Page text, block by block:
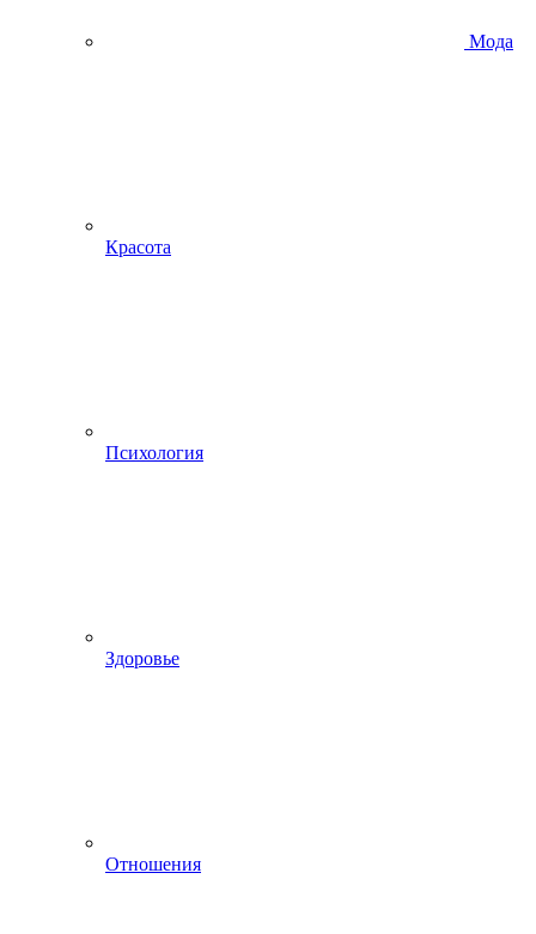
Мода
Красота
Психология
Здоровье
Отношения